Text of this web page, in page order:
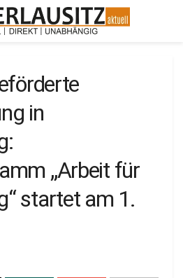
in
„Arbeit für
startet am 1.